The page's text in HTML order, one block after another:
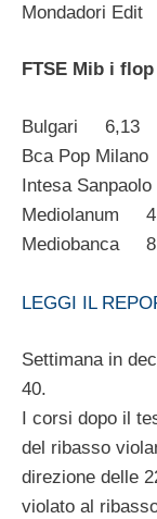
Mondadori
FTSE Mib i
Bulgari
Bca Pop
Intesa
LEGGI IL
Settimana in
40.
I corsi dopo il
del ribasso
direzione delle
violato al